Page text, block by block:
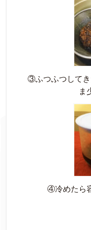
③ふつふつしてき
ま
④冷めたら